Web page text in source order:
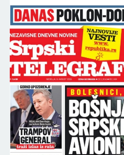
"SLEDEĆI PUT NIGDE BEZ
KLJUČEVA!" Marko zaboravio
ženu na granici i krenuo ka
Nemačkoj - JELENA OTIŠLA
DO TOALETA, PA DOŽIVELA
ŠOK ŽIVOTA!
NAJNOVIJE
10:10
UMALO SUDAR DVA AVIONA
aerodromu, stotine putnika
STRAHA!
09:59